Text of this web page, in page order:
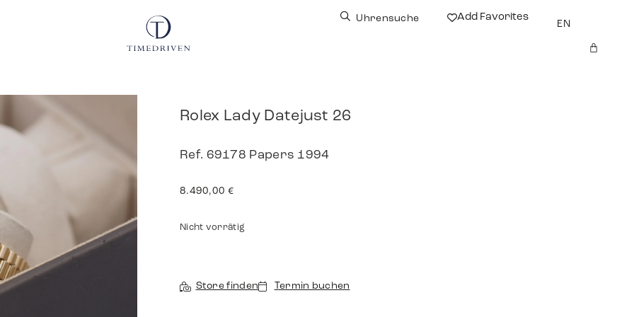
Uhrensuche Add Favorites
EN
Rolex Lady Datejust 26
Ref. 69178 Papers 1994
8.490,00 €
Nicht vorrätig
Store finden Termin buchen